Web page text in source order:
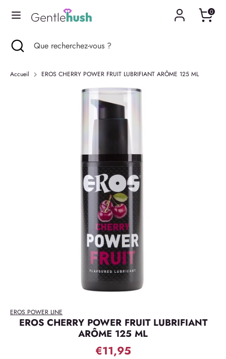
0
LangueFrançais
Recherche
Que
vous
Recherche
Que
?
Fermer
Accueil EROS CHERRY POWER FRUIT LUBRIFIANT ARÔME 125 ML
EROS POWER LINE
EROS CHERRY POWER FRUIT LUBRIFIANT
ARÔME 125 ML
€11,95